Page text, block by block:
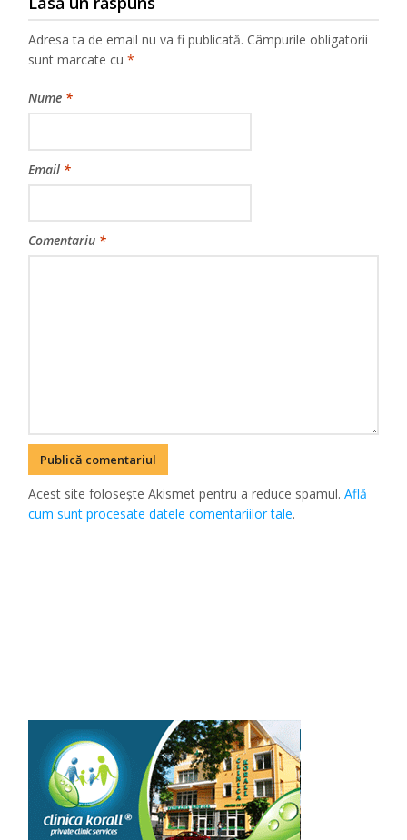
Adresa ta de email nu va fi publicată. Câmpurile obligatorii
sunt marcate cu*
Nume *
Email *
Comentariu *
Acest site folosește Akismet pentru a reduce spamul.Află
cum sunt procesate datele comentariilor tale.